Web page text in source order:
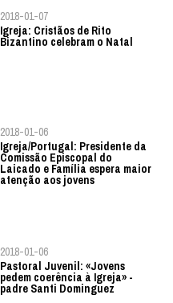
2018-01-07
Igreja: Cristãos de Rito
Bizantino celebram o Natal
2018-01-06
Igreja/Portugal: Presidente da
Comissão Episcopal do
Laicado e Família espera maior
atenção aos jovens
2018-01-06
Pastoral Juvenil: «Jovens
pedem coerência à Igreja» -
padre Santi Dominguez